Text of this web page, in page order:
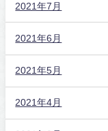
2021年7月
2021年6月
2021年5月
2021年4月